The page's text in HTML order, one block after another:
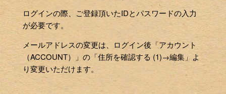
ログインの際、ご登録頂いたIDとパスワードの入力
が必要です。
メールアドレスの変更は、ログイン後「アカウント
（ACCOUNT）」の「住所を確認する (1)→編集」よ
り変更いただけます。